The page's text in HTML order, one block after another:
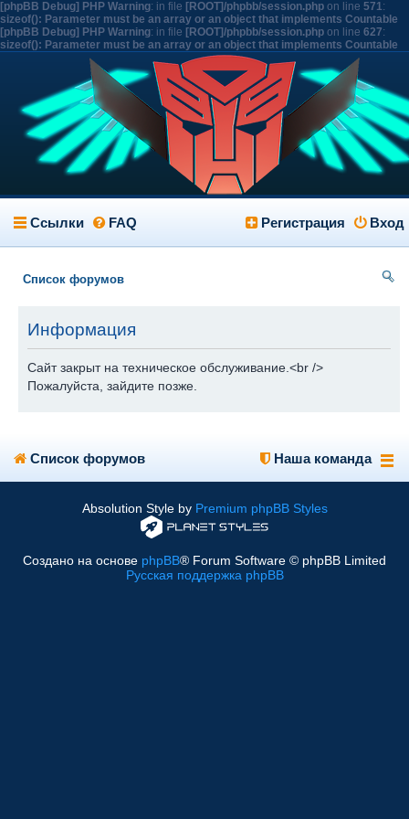
[phpBB Debug] PHP Warning: in file [ROOT]/phpbb/session.php on line 571:
sizeof(): Parameter must be an array or an object that implements Countable
[phpBB Debug] PHP Warning: in file [ROOT]/phpbb/session.php on line 627:
sizeof(): Parameter must be an array or an object that implements Countable
Ссылки FAQ Вход
Регистрация
Список форумов
Информация
Сайт закрыт на техническое обслуживание.<br />
Пожалуйста, зайдите позже.
Список форумов Наша команда
Absolution Style by Premium phpBB Styles
Создано на основе phpBB® Forum Software © phpBB Limited
Русская поддержка phpBB